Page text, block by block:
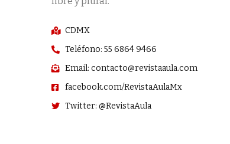
CDMX
Teléfono: 55 6864 9466
Email: contacto@revistaaula.com
facebook.com/RevistaAulaMx
Twitter: @RevistaAula